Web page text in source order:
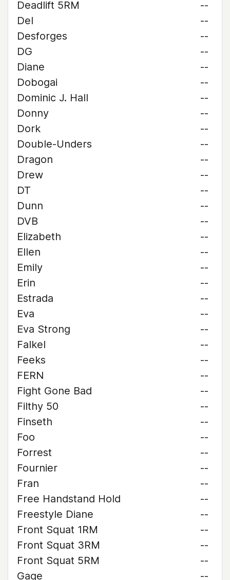
Deadlift 5RM
--
Del
--
Desforges
--
DG
--
Diane
--
Dobogai
--
Dominic J. Hall
--
Donny
--
Dork
--
Double-Unders
--
Dragon
--
Drew
--
DT
--
Dunn
--
DVB
--
Elizabeth
--
Ellen
--
Emily
--
Erin
--
Estrada
--
Eva
--
Eva Strong
--
Falkel
--
Feeks
--
FERN
--
Fight Gone Bad
--
Filthy 50
--
Finseth
--
Foo
--
Forrest
--
Fournier
--
Fran
--
Free Handstand Hold
--
Freestyle Diane
--
Front Squat 1RM
--
Front Squat 3RM
--
Front Squat 5RM
--
Gage
--